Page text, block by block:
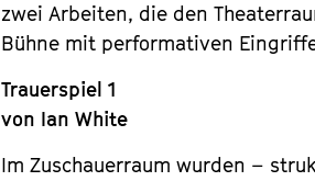
zwei Arbeiten, die den
Bühne mit performativen
Trauerspiel 1
von Ian White
Im Zuschauerraum wurden –